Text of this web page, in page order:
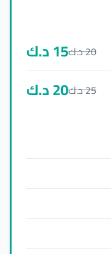
20د.ك15د.ك
25د.ك20د.ك